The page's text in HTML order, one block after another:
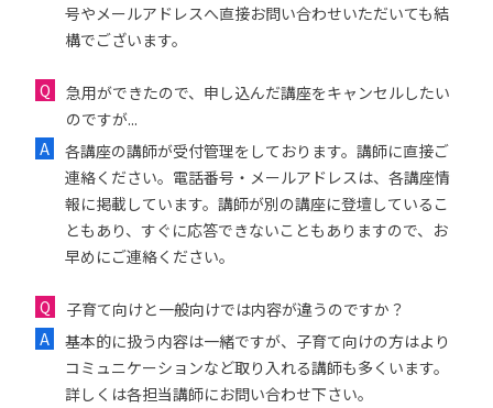
号やメールアドレスへ直接お問い合わせいただいても結
構でございます。
急用ができたので、申し込んだ講座をキャンセルしたい
のですが...
各講座の講師が受付管理をしております。講師に直接ご
連絡ください。電話番号・メールアドレスは、各講座情
報に掲載しています。講師が別の講座に登壇しているこ
ともあり、すぐに応答できないこともありますので、お
早めにご連絡ください。
子育て向けと一般向けでは内容が違うのですか？
基本的に扱う内容は一緒ですが、子育て向けの方はより
コミュニケーションなど取り入れる講師も多くいます。
詳しくは各担当講師にお問い合わせ下さい。